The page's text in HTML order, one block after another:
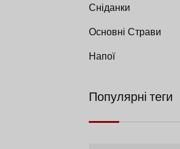
Сніданки
Основні Страви
Напої
Популярні теги